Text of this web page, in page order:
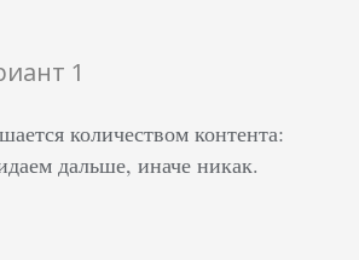
1
количеством контента:
дальше, иначе никак.